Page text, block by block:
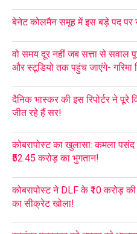
बेनेट कोलमैन समूह में इस बड़े पद पर
वो समय दूर नहीं जब सत्ता से सवाल
और स्टूडियो तक पहुंच जाएंगे- गरिमा
दैनिक भास्कर की इस रिपोर्टर ने पूरे
जीत रहे हैं सर!
कोबरापोस्ट का खुलासा: कमला
₹52.45 करोड़ का भुगतान!
कोबरापोस्ट ने DLF के ₹10 करोड़
का सीक्रेट खोला!